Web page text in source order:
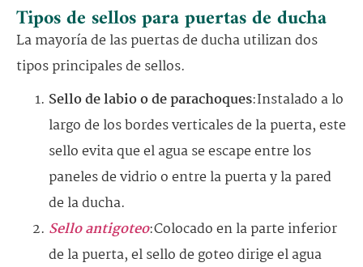
Tipos de sellos para puertas de ducha
La mayoría de las puertas de ducha utilizan dos
tipos principales de sellos.
Sello de labio o de parachoques:Instalado a lo
largo de los bordes verticales de la puerta, este
sello evita que el agua se escape entre los
paneles de vidrio o entre la puerta y la pared
de la ducha.
Sello antigoteo:Colocado en la parte inferior
de la puerta, el sello de goteo dirige el agua